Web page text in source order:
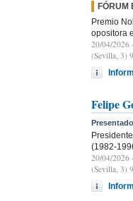
FÓRUM
Premio
opositora
20/04/2026
(Sevilla, 3)
Felipe
(1982-
20/04/2026
(Sevilla, 3)